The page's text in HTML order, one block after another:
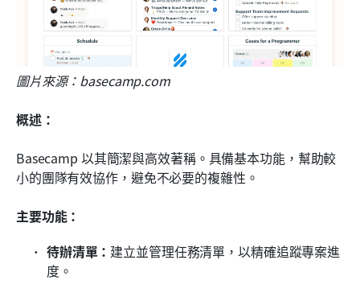
圖片來源：basecamp.com
概述：
Basecamp 以其簡潔與高效著稱。具備基本功能，幫助較
小的團隊有效協作，避免不必要的複雜性。
主要功能：
待辦清單： 建立並管理任務清單，以精確追蹤專案進
度。